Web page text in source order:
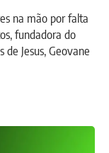
na mão por falta
fundadora do
Jesus, Geovane